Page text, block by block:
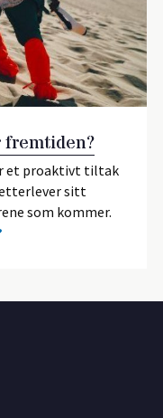
et proaktivt tiltak
sitt
som kommer.